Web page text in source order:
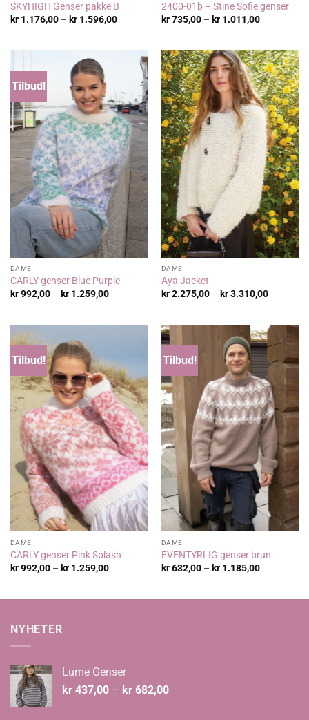
SKYHIGH Genser pakke B
kr1.176,00 – kr1.596,00Prisområde:
2400-01b – Stine Sofie genser
kr735,00 – kr1.011,00
Tilbud!
DAME
CARLY genser Blue Purple
kr992,00 – kr1.259,00Prisområde:
DAME
Aya Jacket
kr2.275,00 – kr3.310,00
Tilbud!
DAME
CARLY genser Pink Splash
kr992,00 – kr1.259,00Prisområde:
Tilbud!
DAME
EVENTYRLIG genser brun
kr632,00 – kr1.185,00
NYHETER
Lume Genser
kr 437,00 – kr 682,00Prisområde: